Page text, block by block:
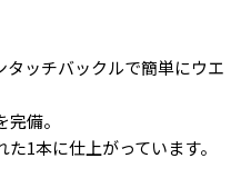
タッチバックルで簡単にウエ
備。
1本に仕上がっています。